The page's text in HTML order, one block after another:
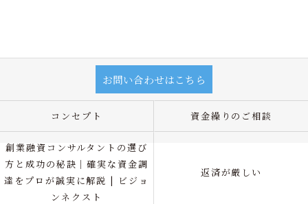
お問い合わせはこちら
コンセプト 資金繰りのご相談
創業融資コンサルタントの選び
方と成功の秘訣｜確実な資金調
達をプロが誠実に解説 | ビジョ
ンネクスト
返済が厳しい